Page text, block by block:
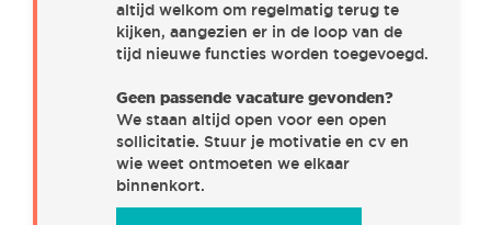
PURCHASE & LOGISTICS(0)
CUSTOMER SUPPORT & FIELD SERVICE(0)
(0)
altijd welkom om regelmatig terug te
kijken, aangezien er in de loop van de
tijd nieuwe functies worden toegevoegd.
Geen passende vacature gevonden?
We staan altijd open voor een open
sollicitatie. Stuur je motivatie en cv en
wie weet ontmoeten we elkaar
binnenkort.